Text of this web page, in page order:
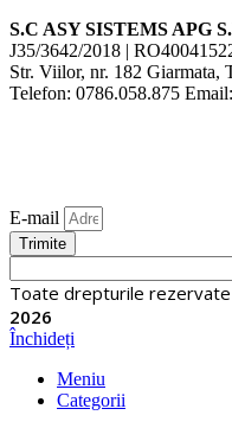
S.C ASY SISTEMS APG
J35/3642/2018 |
Str. Viilor, nr. 182 Giarmata,
Telefon: 0786.058.875
E-mail
Trimite
Toate drepturile rezervate
2026
Închideți
Meniu
Categorii